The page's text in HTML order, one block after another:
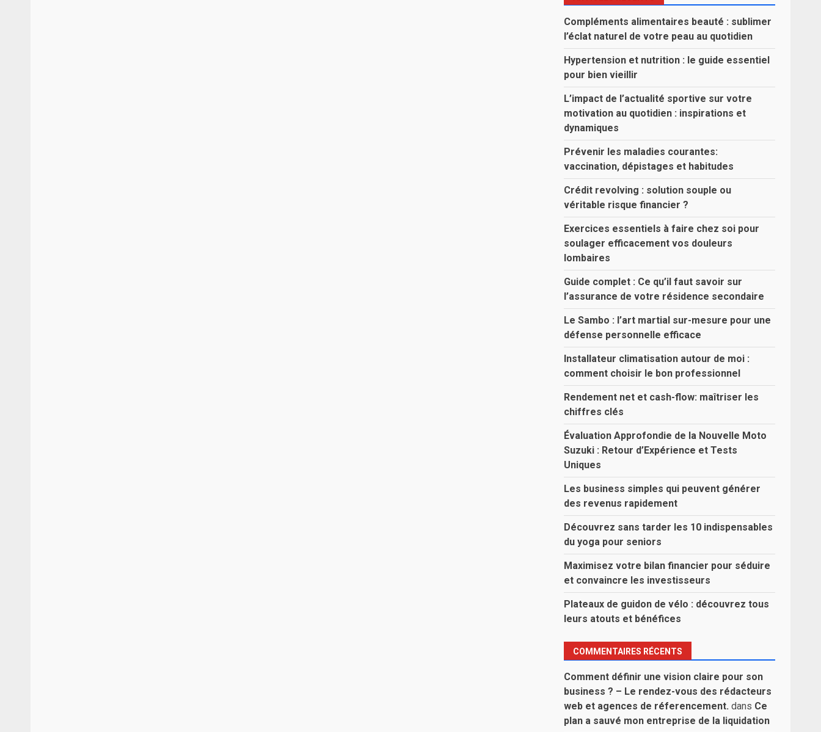
Compléments alimentaires beauté : sublimer
l’éclat naturel de votre peau au quotidien
Hypertension et nutrition : le guide essentiel
pour bien vieillir
L’impact de l’actualité sportive sur votre
motivation au quotidien : inspirations et
dynamiques
Prévenir les maladies courantes:
vaccination, dépistages et habitudes
Crédit revolving : solution souple ou
véritable risque financier ?
Exercices essentiels à faire chez soi pour
soulager efficacement vos douleurs
lombaires
Guide complet : Ce qu’il faut savoir sur
l’assurance de votre résidence secondaire
Le Sambo : l’art martial sur-mesure pour une
défense personnelle efficace
Installateur climatisation autour de moi :
comment choisir le bon professionnel
Rendement net et cash-flow: maîtriser les
chiffres clés
Évaluation Approfondie de la Nouvelle Moto
Suzuki : Retour d’Expérience et Tests
Uniques
Les business simples qui peuvent générer
des revenus rapidement
Découvrez sans tarder les 10 indispensables
du yoga pour seniors
Maximisez votre bilan financier pour séduire
et convaincre les investisseurs
Plateaux de guidon de vélo : découvrez tous
leurs atouts et bénéfices
COMMENTAIRES RÉCENTS
Comment définir une vision claire pour son
business ? – Le rendez-vous des rédacteurs
web et agences de réferencement. dans Ce
plan a sauvé mon entreprise de la liquidation